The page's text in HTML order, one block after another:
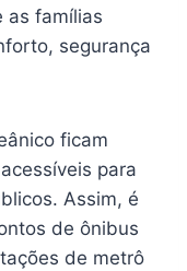
as famílias
segurança
ficam
para
Assim, é
de ônibus
de metrô